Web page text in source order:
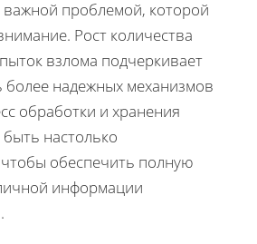
важной проблемой, которой
Рост количества
взлома подчеркивает
более надежных механизмов
обработки и хранения
настолько
обеспечить полную
информации